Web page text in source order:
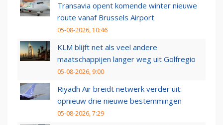
Transavia opent komende winter nieuwe
route vanaf Brussels Airport
05-08-2026, 10:46
KLM blijft net als veel andere
maatschappijen langer weg uit Golfregio
05-08-2026, 9:00
Riyadh Air breidt netwerk verder uit:
opnieuw drie nieuwe bestemmingen
05-08-2026, 7:29